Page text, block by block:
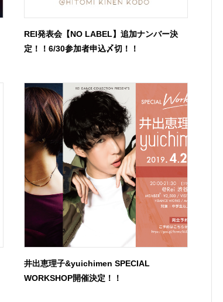
REI発表会【NO LABEL】追加ナンバー決
定！！6/30参加者申込〆切！！
井出恵理子&yuichimen SPECIAL
WORKSHOP開催決定！！